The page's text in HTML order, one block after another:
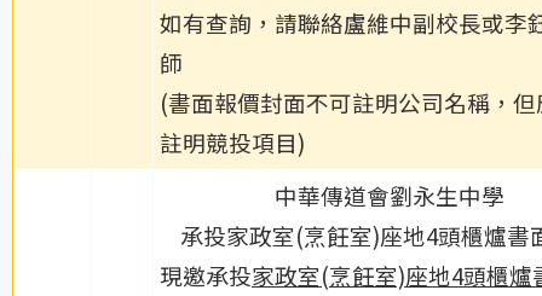
如有查詢，請聯絡盧維中副校長或李
師
(書面報價封面不可註明公司名稱，
註明競投項目)
中華傳道會劉永生中學
承投家政室(烹飪室)座地4頭櫃爐書
現邀承投家政室(烹飪室)座地4頭櫃爐